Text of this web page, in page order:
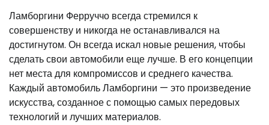
Ламборгини Ферруччо всегда стремился к
совершенству и никогда не останавливался на
достигнутом. Он всегда искал новые решения, чтобы
сделать свои автомобили еще лучше. В его концепции
нет места для компромиссов и среднего качества.
Каждый автомобиль Ламборгини — это произведение
искусства, созданное с помощью самых передовых
технологий и лучших материалов.